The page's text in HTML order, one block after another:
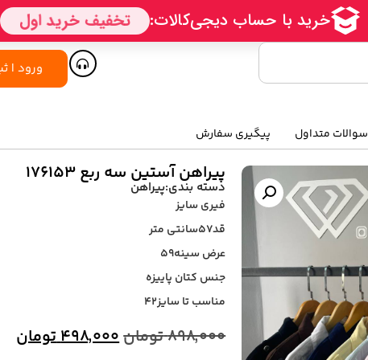
ورود |
سوالات متداول پیگیری سفارش
پیراهن آستین سه ربع ۱۷۶۱۵۳
دسته بندی:پیراهن
فیری سایز
قد۵۷سانتی متر
عرض سینه۵۹
جنس کتان پاییزه
مناسب تا سایز۴۲
۸۹۸,۰۰۰تومان۴۹۸,۰۰۰تومان